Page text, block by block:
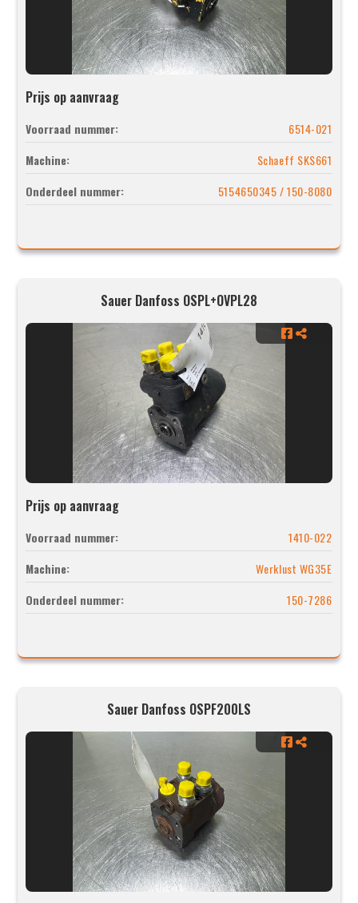
Prijs op aanvraag
Voorraad nummer:
6514-021
Machine:
Schaeff SKS661
Onderdeel nummer:
5154650345 / 150-8080
Sauer Danfoss OSPL+OVPL28
Prijs op aanvraag
Voorraad nummer:
1410-022
Machine:
Werklust WG35E
Onderdeel nummer:
150-7286
Sauer Danfoss OSPF200LS